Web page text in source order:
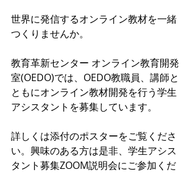
世界に発信するオンライン教材を一緒
つくりませんか。
教育革新センター オンライン教育開発
室(OEDO)では、OEDO教職員、講師と
ともにオンライン教材開発を行う学生
アシスタントを募集しています。
詳しくは添付のポスターをご覧くださ
い。興味のある方は是非、学生アシス
タント募集ZOOM説明会にご参加くだ